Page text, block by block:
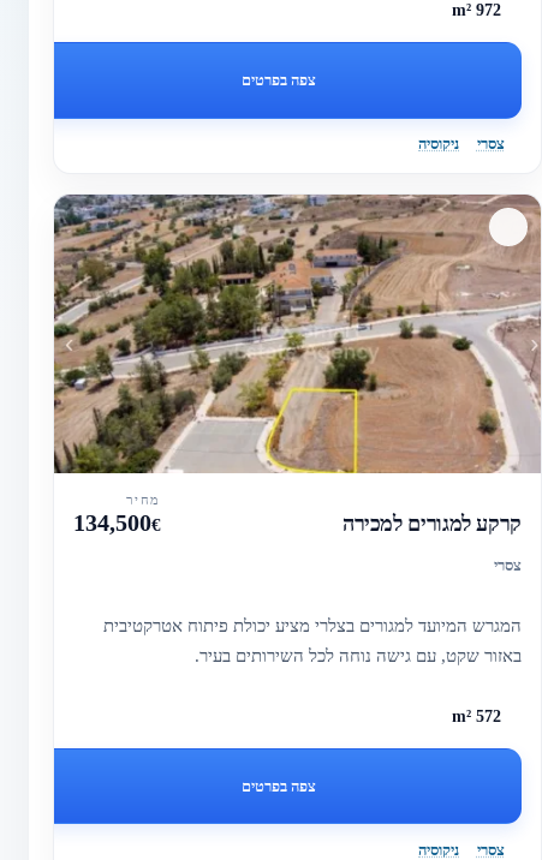
972 m²
צפה בפרטים
צסרי ניקוסיה
קרקע למגורים למכירה
צסרי
מחיר
€
134,500
המגרש המיועד למגורים בצלרי מציע יכולת פיתוח אטרקטיבית
באזור שקט, עם גישה נוחה לכל השירותים בעיר.
572 m²
צפה בפרטים
צסרי ניקוסיה